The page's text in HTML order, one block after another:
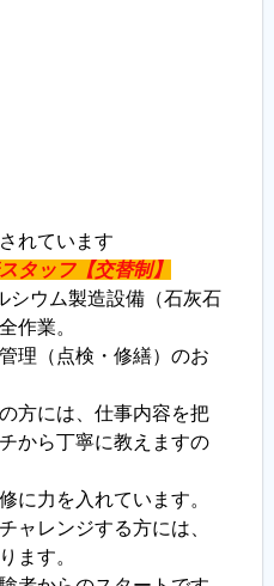
れています
タッフ【交替制】
シウム製造設備（石灰石
作業。
理（点検・修繕）のお
方には、仕事内容を把
から丁寧に教えますの
に力を入れています。
ャレンジする方には、
ます。